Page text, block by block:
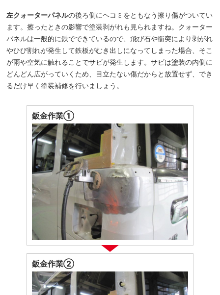
左クォーターパネルの後ろ側にヘコミをともなう擦り傷がついてい
ます。擦ったときの影響で塗装剥がれも見られますね。クォーター
パネルは一般的に鉄でできているので、飛び石や衝突により剥がれ
やひび割れが発生して鉄板がむき出しになってしまった場合、そこ
が雨や空気に触れることでサビが発生します。サビは塗装の内側に
どんどん広がっていくため、目立たない傷だからと放置せず、でき
るだけ早く塗装補修を行いましょう。
鈑金作業①
鈑金作業②